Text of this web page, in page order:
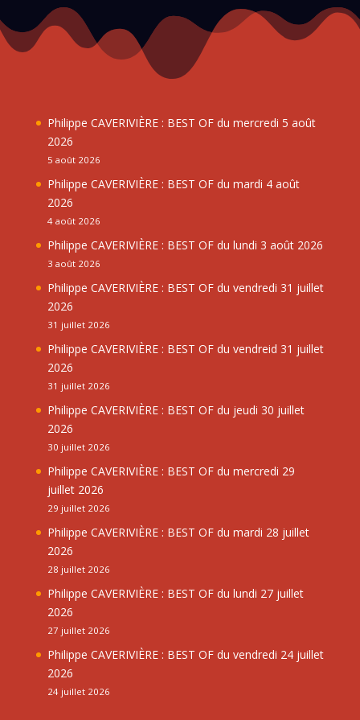
Philippe CAVERIVIÈRE : BEST OF du mercredi 5 août
2026
5 août 2026
Philippe CAVERIVIÈRE : BEST OF du mardi 4 août
2026
4 août 2026
Philippe CAVERIVIÈRE : BEST OF du lundi 3 août 2026
3 août 2026
Philippe CAVERIVIÈRE : BEST OF du vendredi 31 juillet
2026
31 juillet 2026
Philippe CAVERIVIÈRE : BEST OF du vendreid 31 juillet
2026
31 juillet 2026
Philippe CAVERIVIÈRE : BEST OF du jeudi 30 juillet
2026
30 juillet 2026
Philippe CAVERIVIÈRE : BEST OF du mercredi 29
juillet 2026
29 juillet 2026
Philippe CAVERIVIÈRE : BEST OF du mardi 28 juillet
2026
28 juillet 2026
Philippe CAVERIVIÈRE : BEST OF du lundi 27 juillet
2026
27 juillet 2026
Philippe CAVERIVIÈRE : BEST OF du vendredi 24 juillet
2026
24 juillet 2026